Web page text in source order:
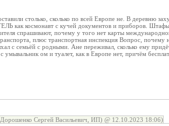
столько, сколько по всей Европе не. В деревню
как космонавт с кучей документов и приборов.
спрашивают, почему у того нет карты
плюс транспортная инспекция Вопрос,
с семьёй с родными. Ане переживал, сколько ему
умывальник ом и туалет, как в Европе нет, причём
Сергей Васильевич, ИП) @ 12.10.2023 18:06)